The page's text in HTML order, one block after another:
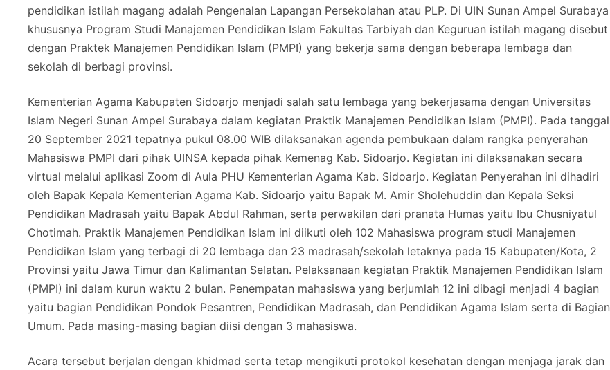
pendidikan istilah magang adalah Pengenalan Lapangan Persekolahan atau PLP. Di UIN Sunan Ampel Surabaya
khususnya Program Studi Manajemen Pendidikan Islam Fakultas Tarbiyah dan Keguruan istilah magang disebut
dengan Praktek Manajemen Pendidikan Islam (PMPI) yang bekerja sama dengan beberapa lembaga dan
sekolah di berbagi provinsi.
Kementerian Agama Kabupaten Sidoarjo menjadi salah satu lembaga yang bekerjasama dengan Universitas
Islam Negeri Sunan Ampel Surabaya dalam kegiatan Praktik Manajemen Pendidikan Islam (PMPI). Pada tanggal
20 September 2021 tepatnya pukul 08.00 WIB dilaksanakan agenda pembukaan dalam rangka penyerahan
Mahasiswa PMPI dari pihak UINSA kepada pihak Kemenag Kab. Sidoarjo. Kegiatan ini dilaksanakan secara
virtual melalui aplikasi Zoom di Aula PHU Kementerian Agama Kab. Sidoarjo. Kegiatan Penyerahan ini dihadiri
oleh Bapak Kepala Kementerian Agama Kab. Sidoarjo yaitu Bapak M. Amir Sholehuddin dan Kepala Seksi
Pendidikan Madrasah yaitu Bapak Abdul Rahman, serta perwakilan dari pranata Humas yaitu Ibu Chusniyatul
Chotimah. Praktik Manajemen Pendidikan Islam ini diikuti oleh 102 Mahasiswa program studi Manajemen
Pendidikan Islam yang terbagi di 20 lembaga dan 23 madrasah/sekolah letaknya pada 15 Kabupaten/Kota, 2
Provinsi yaitu Jawa Timur dan Kalimantan Selatan. Pelaksanaan kegiatan Praktik Manajemen Pendidikan Islam
(PMPI) ini dalam kurun waktu 2 bulan. Penempatan mahasiswa yang berjumlah 12 ini dibagi menjadi 4 bagian
yaitu bagian Pendidikan Pondok Pesantren, Pendidikan Madrasah, dan Pendidikan Agama Islam serta di Bagian
Umum. Pada masing-masing bagian diisi dengan 3 mahasiswa.
Acara tersebut berjalan dengan khidmad serta tetap mengikuti protokol kesehatan dengan menjaga jarak dan